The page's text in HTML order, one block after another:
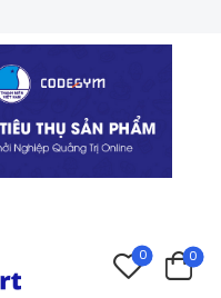
0 0